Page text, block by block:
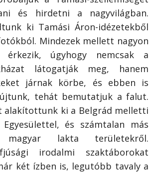
és hirdetni a nagyvilágban.
ki Tamási Áron-idézetekből
Mindezek mellett nagyon
úgyhogy nemcsak a
látogatják meg, hanem
járnak körbe, és ebben is
tehát bemutatjuk a falut.
alakítottunk ki a Belgrád melletti
és számtalan más
magyar lakta területekről.
irodalmi szaktáborokat
két ízben is, legutóbb tavaly a